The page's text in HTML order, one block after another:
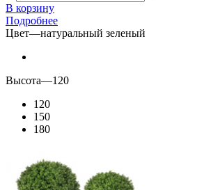
В корзину
Подробнее
Цвет—натуральный зеленый
Высота—120
120
150
180